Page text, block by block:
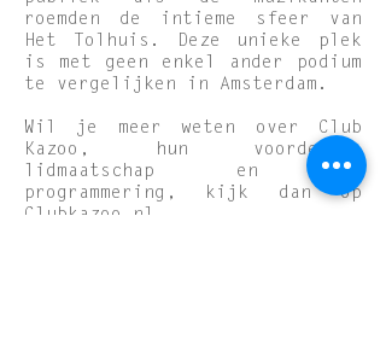
roemden de intieme sfeer van
Het Tolhuis. Deze unieke plek
is met geen enkel ander podium
te vergelijken in Amsterdam.
Wil je meer weten over Club
Kazoo, hun voordelige
lidmaatschap en de
programmering, kijk dan op
Clubkazoo.nl